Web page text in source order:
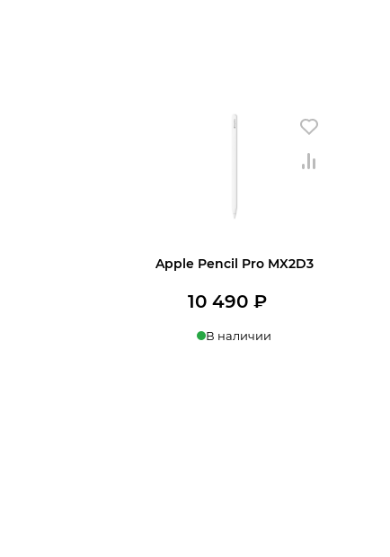
Apple Pencil Pro MX2D3
10 490₽
В наличии